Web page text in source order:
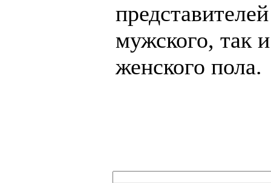
мужского, так и
женского пола.